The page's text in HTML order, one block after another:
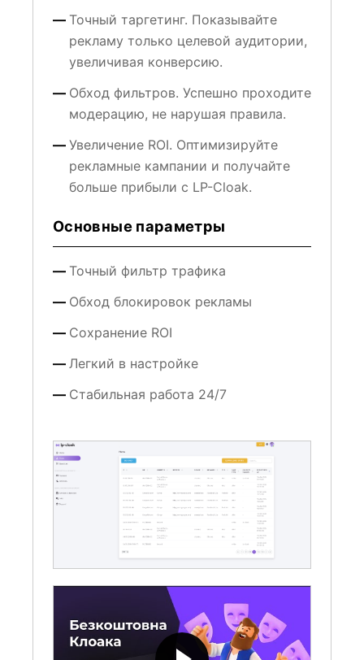
Точный таргетинг. Показывайте
рекламу только целевой аудитории,
увеличивая конверсию.
Обход фильтров. Успешно проходите
модерацию, не нарушая правила.
Увеличение ROI. Оптимизируйте
рекламные кампании и получайте
больше прибыли с LP-Cloak.
Основные параметры
Точный фильтр трафика
Обход блокировок рекламы
Сохранение ROI
Легкий в настройке
Стабильная работа 24/7